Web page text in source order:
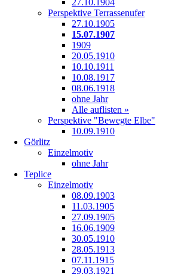
Perspektive Terrassenufer
27.10.1905
15.07.1907
1909
20.05.1910
10.10.1911
10.08.1917
08.06.1918
ohne Jahr
Alle auflisten »
Perspektive "Bewegte Elbe"
10.09.1910
Görlitz
Einzelmotiv
ohne Jahr
Teplice
Einzelmotiv
08.09.1903
11.03.1905
27.09.1905
16.06.1909
30.05.1910
28.05.1913
07.11.1915
29.03.1921